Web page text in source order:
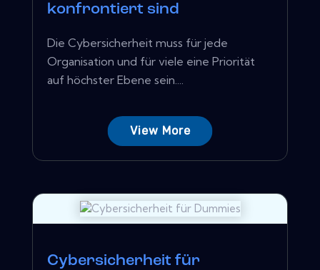
konfrontiert sind
Die Cybersicherheit muss für jede
Organisation und für viele eine Priorität
auf höchster Ebene sein....
View More
Cybersicherheit für